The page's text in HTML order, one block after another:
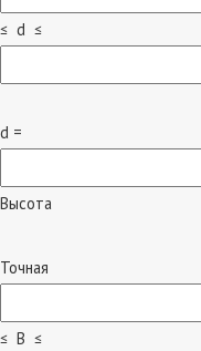
≤ d ≤
d =
Высота
Точная
≤ B ≤